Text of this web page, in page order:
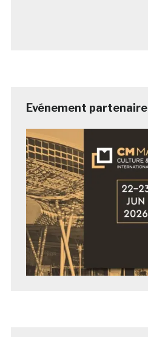
Evénement partenaire